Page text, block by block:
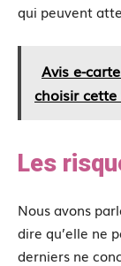
qui peuvent
Avis e-
choisir cette
Les
Nous avons
dire qu’elle ne
derniers ne